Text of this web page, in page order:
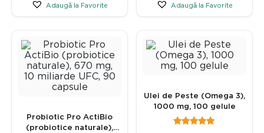
Adaugă la Favorite Adaugă la Favorite
Probiotic Pro ActiBio
(probiotice naturale),
Ulei de Peste (Omega 3),
1000 mg, 100 gelule